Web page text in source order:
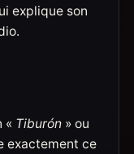
explique son
« Tiburón » ou
exactement ce